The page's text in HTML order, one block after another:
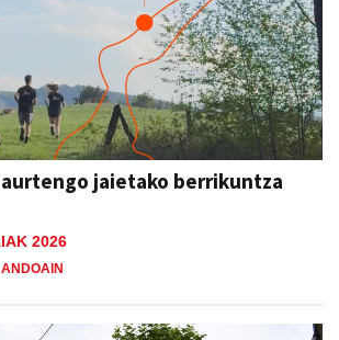
jaietako berrikuntza
2026
ANDOAIN